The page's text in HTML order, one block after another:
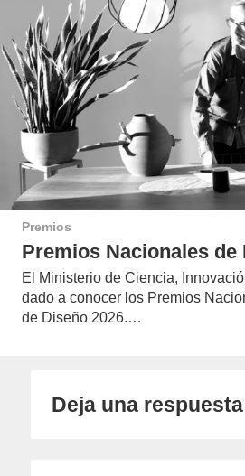
Premios
Premios Nacionales de
El Ministerio de Ciencia,
dado a conocer los Premios
de Diseño 2026.…
Deja una respuesta